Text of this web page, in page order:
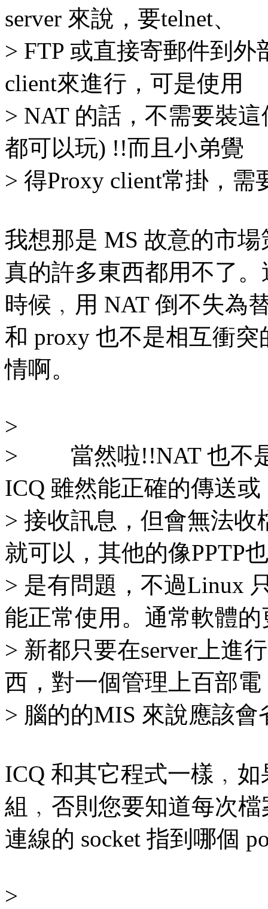
server 來說，要telnet、
> FTP 或直接寄郵件到
client來進行，可是使用
> NAT 的話，不需要裝
都可以玩) !!而且小弟覺
> 得Proxy client常掛，
我想那是 MS 故意的市
真的許多東西都用不了。
時候﹐用 NAT 倒不失為
和 proxy 也不是相互衝突
情啊。
>
> 當然啦!!NAT 也不是
ICQ 雖然能正確的傳送或
> 接收訊息，但會無法收
就可以，其他的像PPTP也
> 是有問題，不過Linux
能正常使用。通常軟體的
> 新都只要在server上進
西，對一個管理上百部電
> 腦的的MIS 來說應該會
ICQ 和其它程式一樣﹐
組﹐否則您要知道每次檔
連線的 socket 指到哪個
>